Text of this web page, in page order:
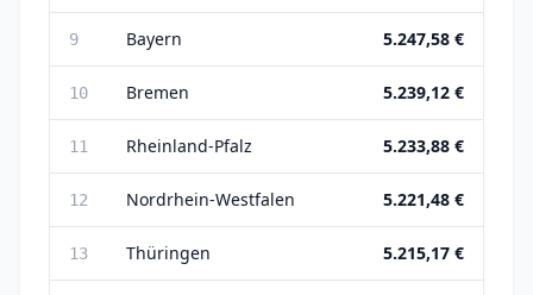
9 Bayern 5.247,58 €
10 Bremen 5.239,12 €
11 Rheinland-Pfalz 5.233,88 €
12 Nordrhein-Westfalen 5.221,48 €
13 Thüringen 5.215,17 €